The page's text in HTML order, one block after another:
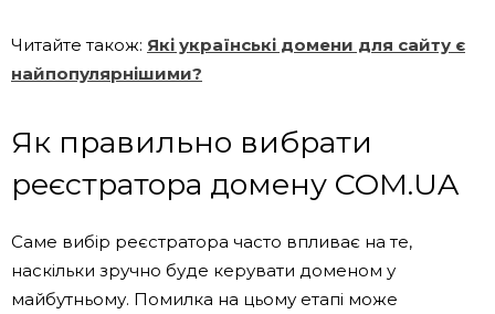
Читайте також: Які українські домени для сайту є
найпопулярнішими?
Як правильно вибрати
реєстратора домену COM.UA
Саме вибір реєстратора часто впливає на те,
наскільки зручно буде керувати доменом у
майбутньому. Помилка на цьому етапі може